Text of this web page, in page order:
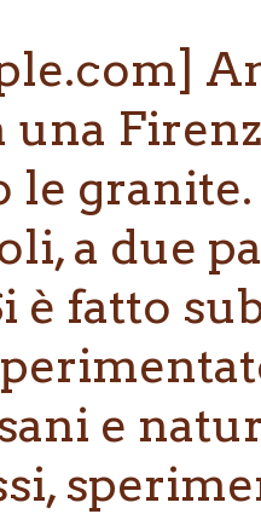
una
le
a due
è fatto
e